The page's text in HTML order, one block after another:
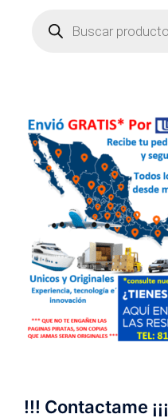
productos
!!! Contactame ¡¡¡